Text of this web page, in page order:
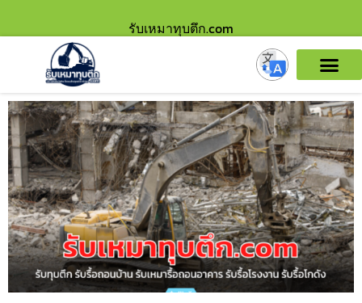
รับเหมาทุบตึก.com